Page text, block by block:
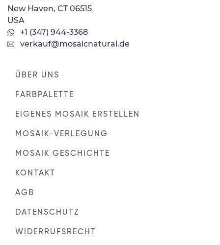
New Haven, CT 06515
USA
+1 (347) 944-3368
verkauf@mosaicnatural.de
ÜBER UNS
FARBPALETTE
EIGENES MOSAIK ERSTELLEN
MOSAIK-VERLEGUNG
MOSAIK GESCHICHTE
KONTAKT
AGB
DATENSCHUTZ
WIDERRUFSRECHT